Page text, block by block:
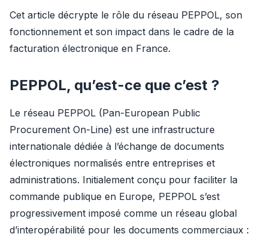
Cet article décrypte le rôle du réseau PEPPOL, son
fonctionnement et son impact dans le cadre de la
facturation électronique en France.
PEPPOL, qu’est-ce que c’est ?
Le réseau PEPPOL (Pan-European Public
Procurement On-Line) est une infrastructure
internationale dédiée à l’échange de documents
électroniques normalisés entre entreprises et
administrations. Initialement conçu pour faciliter la
commande publique en Europe, PEPPOL s’est
progressivement imposé comme un réseau global
d’interopérabilité pour les documents commerciaux :